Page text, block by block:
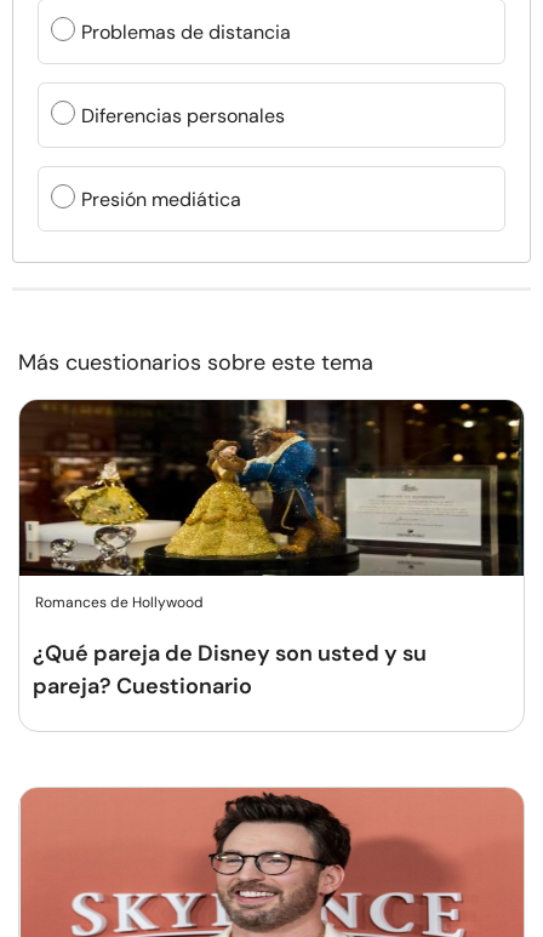
Problemas de distancia
Diferencias personales
Presión mediática
Más cuestionarios sobre este tema
Romances de Hollywood
¿Qué pareja de Disney son usted y su
pareja? Cuestionario